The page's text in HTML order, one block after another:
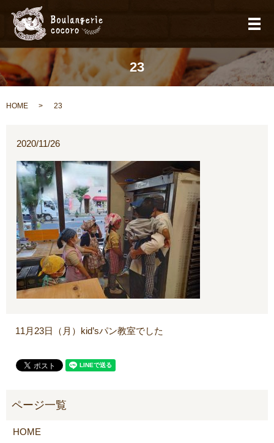
メ
23
HOME 23
2020/11/26
11月23日（月）kid’sパン教室でした
HOME